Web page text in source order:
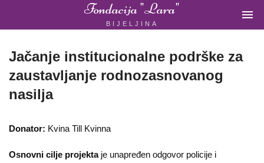
Fondacija "Lara"
BIJELJINA

ORGANIZACIJA
BIH
Fondacija
Jačanje institucionalne podrške za
zaustavljanje rodnozasnovanog
nasilja
Donator: Kvina Till Kvinna
Osnovni cilje projekta je unapređen odgovor policije i